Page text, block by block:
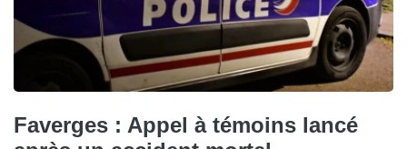
Faverges : Appel à témoins lancé